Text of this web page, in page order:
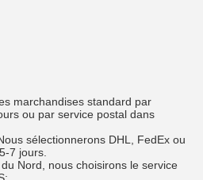
marchandises standard par
ou par service postal dans
sélectionnerons DHL, FedEx ou
7 jours.
Nord, nous choisirons le service